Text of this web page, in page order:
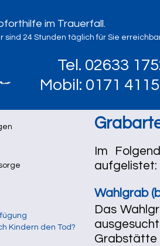
im Trauerfall.
sind 24 Stunden täglich für Sie
Tel. 02633
Mobil: 0171
Kindern den Tod?
Im
aufgelistet:
Wahlgrab
Das
Grabstätte